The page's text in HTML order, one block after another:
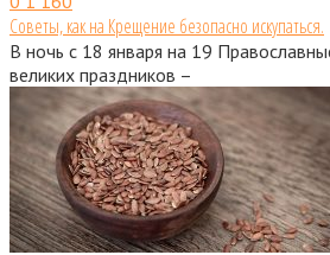
Советы, как на Крещение безопасно искупаться.
В ночь с 18 января на 19
великих праздников –